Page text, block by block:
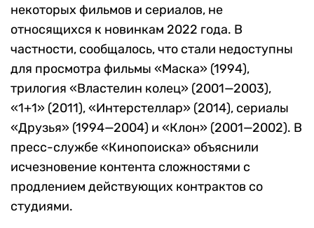
некоторых фильмов и сериалов, не
относящихся к новинкам 2022 года. В
частности, сообщалось, что стали недоступны
для просмотра фильмы «Маска» (1994),
трилогия «Властелин колец» (2001—2003),
«1+1» (2011), «Интерстеллар» (2014), сериалы
«Друзья» (1994—2004) и «Клон» (2001—2002). В
пресс-службе «Кинопоиска» объяснили
исчезновение контента сложностями с
продлением действующих контрактов со
студиями.